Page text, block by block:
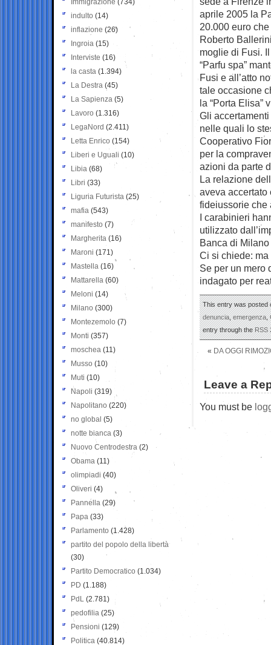
aprile 2005 la
20.000 euro
Roberto
moglie di Fusi.
“Parfu spa”
Fusi e all’atto
tale occasione
la “Porta Elisa”
Gli
nelle quali lo
Cooperativo
per la
azioni da parte
La relazione
aveva accertato
fideiussorie che
I carabinieri
utilizzato
Banca di
Ci si chiede:
Se per un mero
indagato per
This entry was posted
denuncia,emergenza,
entry through theRSS
« DA OGGI
Leave a
You must be
Immigrazione (734)
indulto (14)
inflazione (26)
Ingroia (15)
Interviste (16)
la casta (1.394)
La Destra (45)
La Sapienza (5)
Lavoro (1.316)
LegaNord (2.411)
Letta Enrico (154)
Liberi e Uguali (10)
Libia (68)
Libri (33)
Liguria Futurista (25)
mafia (543)
manifesto (7)
Margherita (16)
Maroni (171)
Mastella (16)
Mattarella (60)
Meloni (14)
Milano (300)
Montezemolo (7)
Monti (357)
moschea (11)
Musso (10)
Muti (10)
Napoli (319)
Napolitano (220)
no global (5)
notte bianca (3)
Nuovo Centrodestra (2)
Obama (11)
olimpiadi (40)
Oliveri (4)
Pannella (29)
Papa (33)
Parlamento (1.428)
partito del popolo della libertà
(30)
Partito Democratico (1.034)
PD (1.188)
PdL (2.781)
pedofilia (25)
Pensioni (129)
Politica (40.814)